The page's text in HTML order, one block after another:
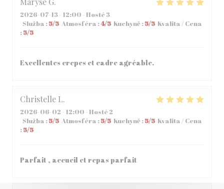
2026-07-13- 12:00 - Hosté 3
Služba :5/5 Atmosféra :4/5 Kuchyně :5/5 Kvalita / Cena
:5/5
Excellentes crepes et cadre agréable.
Christelle L
2026-06-02 - 12:00 - Hosté 2
Služba :5/5 Atmosféra :5/5 Kuchyně :5/5 Kvalita / Cena
:5/5
Parfait , accueil et repas parfait